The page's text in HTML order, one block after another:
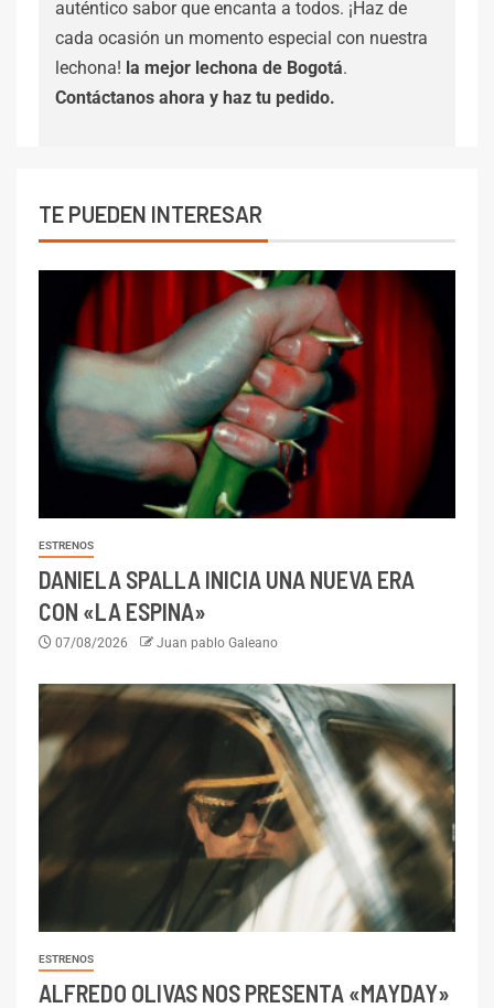
auténtico sabor que encanta a todos. ¡Haz de
cada ocasión un momento especial con nuestra
lechona! la mejor lechona de Bogotá.
Contáctanos ahora y haz tu pedido.
TE PUEDEN INTERESAR
ESTRENOS
DANIELA SPALLA INICIA UNA NUEVA ERA
CON «LA ESPINA»
07/08/2026 Juan pablo Galeano
ESTRENOS
ALFREDO OLIVAS NOS PRESENTA «MAYDAY»